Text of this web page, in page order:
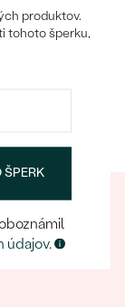
produktov.
tohoto šperku,
ŠPERK
údajov.